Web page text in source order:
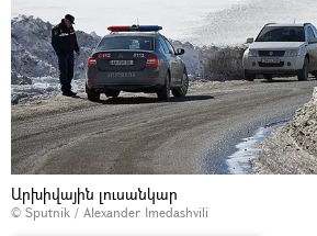
Արխիվային լուսանկար
© Sputnik / Alexander Imedashvili